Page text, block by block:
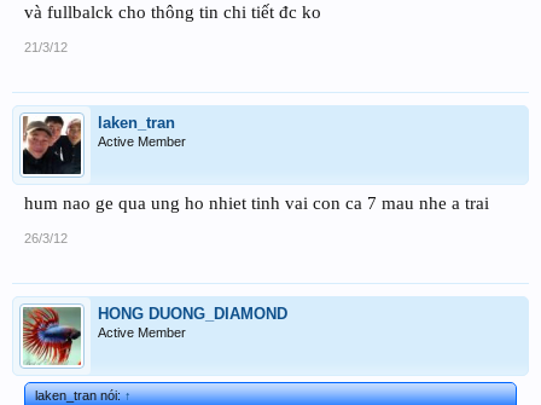
và fullbalck cho thông tin chi tiết đc ko
21/3/12
laken_tran
Active Member
hum nao ge qua ung ho nhiet tinh vai con ca 7 mau nhe a trai
26/3/12
HONG DUONG_DIAMOND
Active Member
laken_tran nói:↑